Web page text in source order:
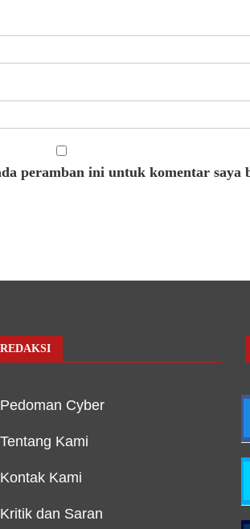
peramban ini untuk komentar saya
REDAKSI
Pedoman Cyber
Tentang Kami
Kontak Kami
Kritik dan Saran